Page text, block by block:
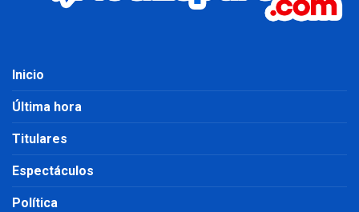
Inicio
Última hora
Titulares
Espectáculos
Política